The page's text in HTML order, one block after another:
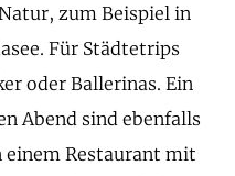
zum Beispiel in
Für Städtetrips
oder Ballerinas. Ein
Abend sind ebenfalls
Restaurant mit